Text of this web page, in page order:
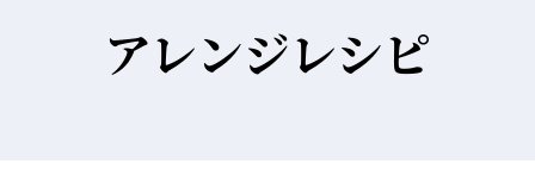
アレンジレシピ